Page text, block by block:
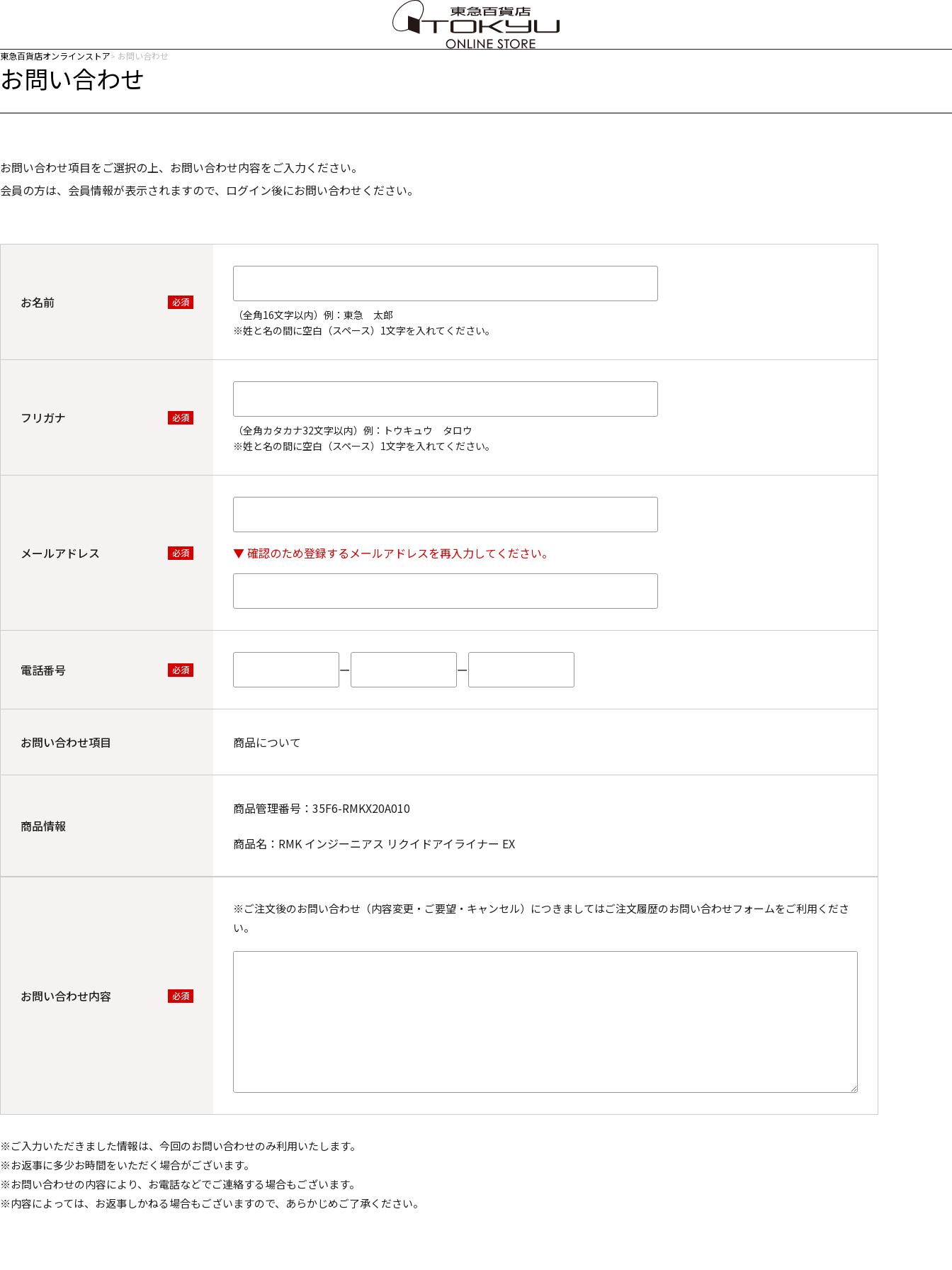
東急百貨店オンラインストア お問い合わせ
お問い合わせ
お問い合わせ項目をご選択の上、お問い合わせ内容をご入力ください。
会員の方は、会員情報が表示されますので、ログイン後にお問い合わせください。
お名前 必須
（全角16文字以内）例：東急 太郎
※姓と名の間に空白（スペース）1文字を入れてください。
フリガナ 必須
（全角カタカナ32文字以内） 例：トウキュウ タロウ
※姓と名の間に空白（スペース）1文字を入れてください。
メールアドレス 必須 ▼ 確認のため登録するメールアドレスを再入力してください。
電話番号 必須 ー ー
お問い合わせ項目 商品について
商品情報
商品管理番号： 35F6-RMKX20A010
商品名： RMK インジーニアス リクイドアイライナー EX
お問い合わせ内容 必須
※ご注文後のお問い合わせ（内容変更・ご要望・キャンセル）につきましてはご注文履歴のお問い合わせフォームをご利用くださ
い。
※ご入力いただきました情報は、今回のお問い合わせのみ利用いたします。
※お返事に多少お時間をいただく場合がございます。
※お問い合わせの内容により、お電話などでご連絡する場合もございます。
※内容によっては、お返事しかねる場合もございますので、あらかじめご了承ください。